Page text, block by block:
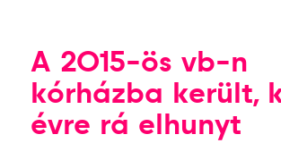
A 2015-ös vb-n
kórházba került,
évre rá elhunyt